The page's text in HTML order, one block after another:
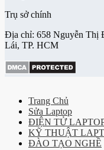
Trụ sở chính
Địa chỉ: 658 Nguyễn Thị
Lái, TP. HCM
Trang Chủ
Sửa Laptop
ĐIỆN TỬ
KỸ THUẬT
ĐÀO TẠO NGHỀ